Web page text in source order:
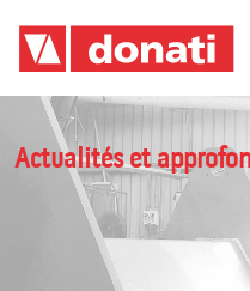
Main navigation
Actualités et